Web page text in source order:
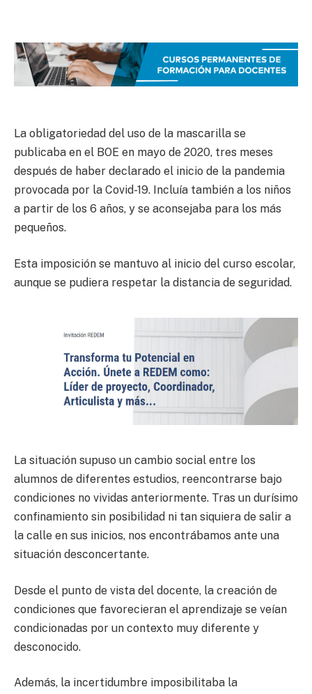
La obligatoriedad del uso de la mascarilla se
publicaba en el BOE en mayo de 2020, tres meses
después de haber declarado el inicio de la pandemia
provocada por la Covid-19. Incluía también a los niños
a partir de los 6 años, y se aconsejaba para los más
pequeños.
Esta imposición se mantuvo al inicio del curso escolar,
aunque se pudiera respetar la distancia de seguridad.
La situación supuso un cambio social entre los
alumnos de diferentes estudios, reencontrarse bajo
condiciones no vividas anteriormente. Tras un durísimo
confinamiento sin posibilidad ni tan siquiera de salir a
la calle en sus inicios, nos encontrábamos ante una
situación desconcertante.
Desde el punto de vista del docente, la creación de
condiciones que favorecieran el aprendizaje se veían
condicionadas por un contexto muy diferente y
desconocido.
Además, la incertidumbre imposibilitaba la